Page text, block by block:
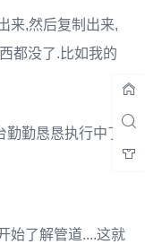
来,然后复制出来,
都没了.比如我的
勤恳恳执行中了.
始了解管道....这就